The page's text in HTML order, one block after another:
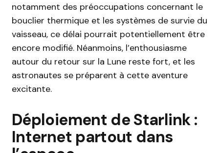
notamment des préoccupations concernant le
bouclier thermique et les systèmes de survie du
vaisseau, ce délai pourrait potentiellement être
encore modifié. Néanmoins, l’enthousiasme
autour du retour sur la Lune reste fort, et les
astronautes se préparent à cette aventure
excitante.
Déploiement de Starlink :
Internet partout dans